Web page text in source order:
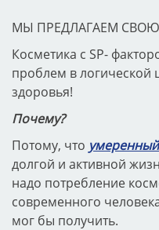
МЫ ПРЕДЛАГАЕМ
Косметика с SP-
проблем в логической
здоровья!
Почему?
Потому, что умеренный
долгой и активной
надо потребление
современного
мог бы получить.